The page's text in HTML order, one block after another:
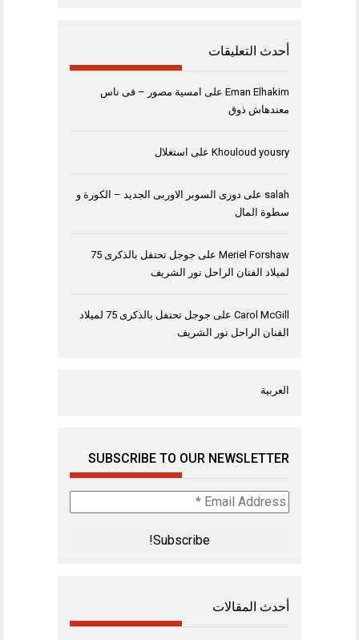
أحدث التعليقات
Eman Elhakim على امسية مصور – فى ناس
معندهاش ذوق
Khouloud yousry على استغلال
salah على دورى السوبر الاوربى الجديد – الكورة و
سطوة المال
Meriel Forshaw على
جوجل تحتفل بالذكرى 75
لميلاد الفنان الراحل نور الشريف
Carol McGill على
جوجل تحتفل بالذكرى 75 لميلاد
الفنان الراحل نور الشريف
العربية
SUBSCRIBE TO OUR NEWSLETTER
Email
Address
أحدث المقالات